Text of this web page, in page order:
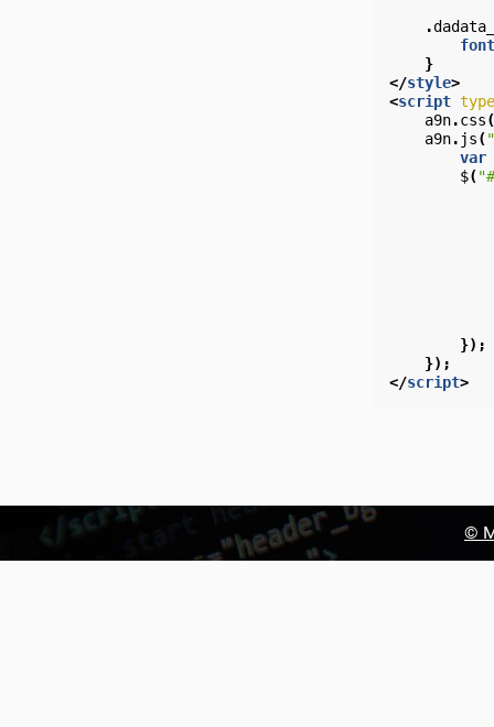
.
}
</style>
<script type
a9n.css(
a9n. js(
var
$(
});
});
</script>
©